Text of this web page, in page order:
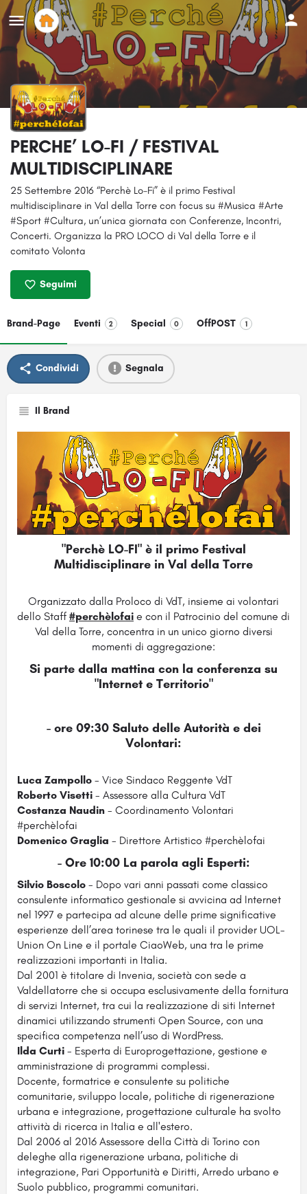
PERCHE’ LO-FI / FESTIVAL
MULTIDISCIPLINARE
25 Settembre 2016 “Perchè Lo-Fi” è il primo Festival
multidisciplinare in Val della Torre con focus su #Musica #Arte
#Sport #Cultura, un’unica giornata con Conferenze, Incontri,
Concerti. Organizza la PRO LOCO di Val della Torre e il
comitato Volonta
Seguimi
Brand-Page Eventi 2 Special 0 OffPOST 1
Condividi Segnala
Il Brand
"Perchè LO-FI" è il primo Festival
Multidisciplinare in Val della Torre
Organizzato dalla Proloco di VdT, insieme ai volontari
dello Staff #perchèlofai e con il Patrocinio del comune di
Val della Torre, concentra in un unico giorno diversi
momenti di aggregazione:
Si parte dalla mattina con la conferenza su
"Internet e Territorio"
- ore 09:30Saluto delle Autorità e dei
Volontari:
Luca Zampollo - Vice Sindaco Reggente VdT
Roberto Visetti - Assessore alla Cultura VdT
Costanza Naudin - Coordinamento Volontari
#perchèlofai
Domenico Graglia - Direttore Artistico #perchèlofai
- Ore 10:00La parola agli Esperti:
Silvio Boscolo - Dopo vari anni passati come classico
consulente informatico gestionale si avvicina ad Internet
nel 1997 e partecipa ad alcune delle prime significative
esperienze dell’area torinese tra le quali il provider UOL-
Union On Line e il portale CiaoWeb, una tra le prime
realizzazioni importanti in Italia.
Dal 2001 è titolare di Invenia, società con sede a
Valdellatorre che si occupa esclusivamente della fornitura
di servizi Internet, tra cui la realizzazione di siti Internet
dinamici utilizzando strumenti Open Source, con una
specifica competenza nell’uso di WordPress.
Ilda Curti - Esperta di Europrogettazione, gestione e
amministrazione di programmi complessi.
Docente, formatrice e consulente su politiche
comunitarie, sviluppo locale, politiche di rigenerazione
urbana e integrazione, progettazione culturale ha svolto
attività di ricerca in Italia e all'estero.
Dal 2006 al 2016 Assessore della Città di Torino con
deleghe alla rigenerazione urbana, politiche di
integrazione, Pari Opportunità e Diritti, Arredo urbano e
Suolo pubblico, programmi comunitari.